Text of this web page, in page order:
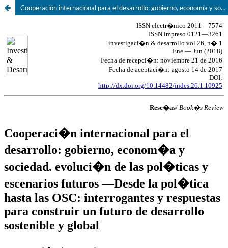
Cooperación internacional para el desarrollo: gobierno, economía y sociedad. Evolución de las políticas y escenarios futuros- Desde la política hasta las OSC: interrogantes y respuestas para construir un futuro de desarrollo sostenible y global